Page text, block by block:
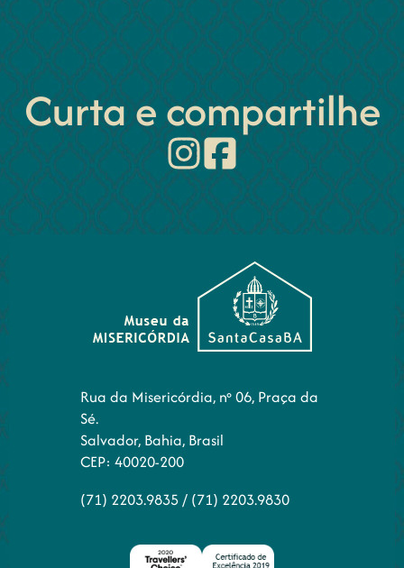
Curta e compartilhe
Rua da Misericórdia, nº 06, Praça da
Sé.
Salvador, Bahia, Brasil
CEP: 40020-200
(71) 2203.9835/ (71) 2203.9830